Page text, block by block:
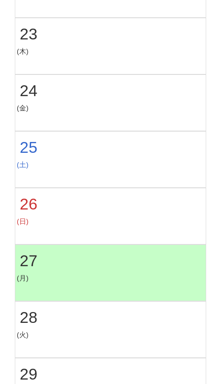
23
(木)
24
(金)
25
(土)
26
(日)
27
(月)
28
(火)
29